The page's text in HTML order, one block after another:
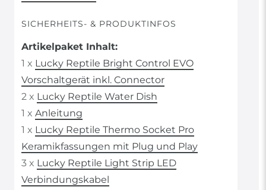
SICHERHEITS- & PRODUKTINFOS
Artikelpaket Inhalt:
1 x Lucky Reptile Bright Control EVO
Vorschaltgerät inkl. Connector
2 x Lucky Reptile Water Dish
1 x Anleitung
1 x Lucky Reptile Thermo Socket Pro
Keramikfassungen mit Plug und Play
3 x Lucky Reptile Light Strip LED
Verbindungskabel